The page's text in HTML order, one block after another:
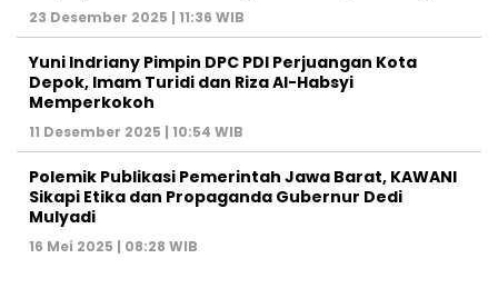
23 Desember 2025 | 11:36 WIB
Yuni Indriany Pimpin DPC PDI Perjuangan Kota
Depok, Imam Turidi dan Riza Al-Habsyi
Memperkokoh
11 Desember 2025 | 10:54 WIB
Polemik Publikasi Pemerintah Jawa Barat, KAWANI
Sikapi Etika dan Propaganda Gubernur Dedi
Mulyadi
16 Mei 2025 | 08:28 WIB